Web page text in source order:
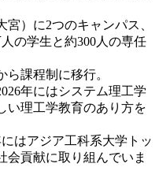
）に2つのキャンパス、
の学生と約300人の専任
ら課程制に移行。
年にはシステム理工学
い理工学教育のあり方を
はアジア工科系大学トッ
会貢献に取り組んでいま